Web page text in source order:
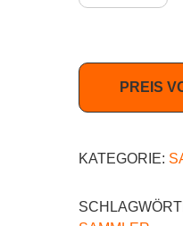
PREIS
KATEGORIE: